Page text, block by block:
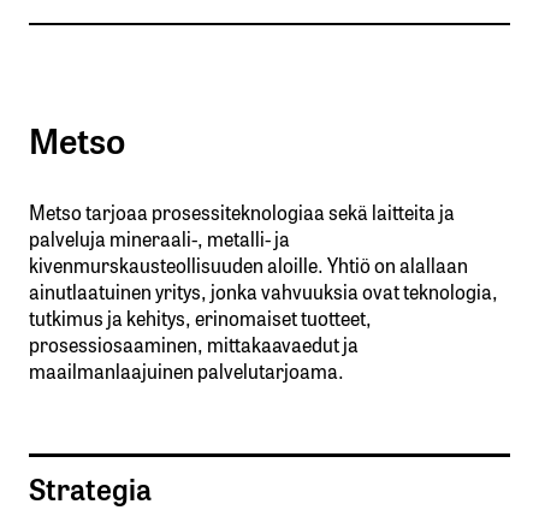
Metso
Metso tarjoaa prosessiteknologiaa sekä laitteita ja
palveluja mineraali-, metalli- ja
kivenmurskausteollisuuden aloille. Yhtiö on alallaan
ainutlaatuinen yritys, jonka vahvuuksia ovat teknologia,
tutkimus ja kehitys, erinomaiset tuotteet,
prosessiosaaminen, mittakaavaedut ja
maailmanlaajuinen palvelutarjoama.
Strategia